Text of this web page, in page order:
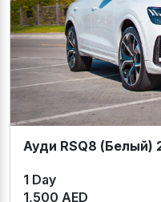
Ауди RSQ8 (Белый)
1 Day
1,500 AED